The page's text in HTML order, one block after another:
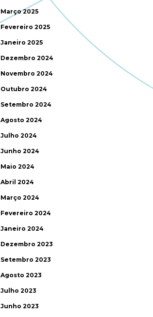
Março 2025
Fevereiro 2025
Janeiro 2025
Dezembro 2024
Novembro 2024
Outubro 2024
Setembro 2024
Agosto 2024
Julho 2024
Junho 2024
Maio 2024
Abril 2024
Março 2024
Fevereiro 2024
Janeiro 2024
Dezembro 2023
Setembro 2023
Agosto 2023
Julho 2023
Junho 2023